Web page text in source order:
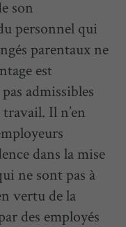
son
personnel qui
parentaux ne
est
admissibles
Il n’en
dans la mise
ne sont pas à
vertu de la
des employés